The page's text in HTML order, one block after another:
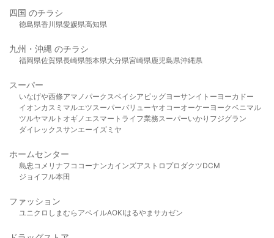
四国 のチラシ
徳島県香川県愛媛県高知県
九州・沖縄 のチラシ
福岡県佐賀県長崎県熊本県大分県宮崎県鹿児島県沖縄県
スーパー
いなげや西條アマノパークスベイシア ビッグヨーサンイトーヨーカドー
イオンカスミ マルエツスーパーバリューヤオコーオーケー ヨークベニマル
ツルヤマルト オギノ エスマート ライフ業務スーパーいかり フジグラン
ダイレックスサンエーイズミヤ
ホームセンター
島忠 コメリ ナフコ コーナンカインズアストロプロダクツDCM
ジョイフル本田
ファッション
ユニクロ しまむら アベイルAOKIはるやま サカゼン